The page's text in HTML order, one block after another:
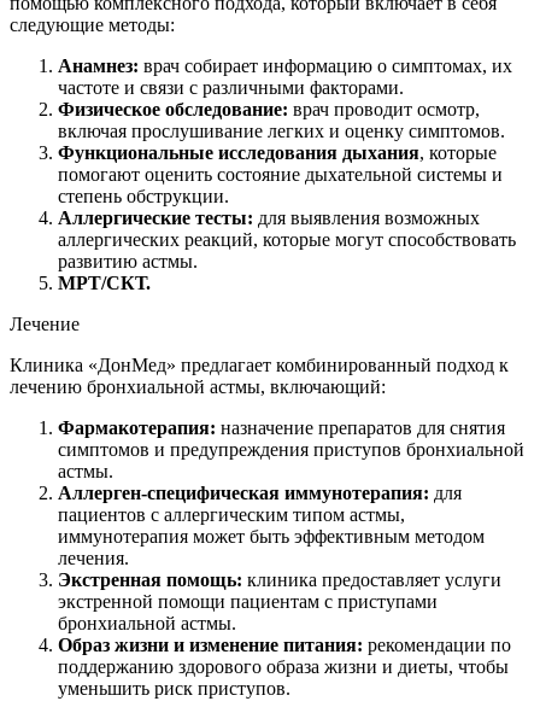
следующие методы:
Анамнез: врач собирает информацию о симптомах, их
частоте и связи с различными факторами.
Физическое обследование: врач проводит осмотр,
включая прослушивание легких и оценку симптомов.
Функциональные исследования дыхания, которые
помогают оценить состояние дыхательной системы и
степень обструкции.
Аллергические тесты: для выявления возможных
аллергических реакций, которые могут способствовать
развитию астмы.
МРТ/СКТ.
Лечение
Клиника «ДонМед» предлагает комбинированный подход к
лечению бронхиальной астмы, включающий:
Фармакотерапия: назначение препаратов для снятия
симптомов и предупреждения приступов бронхиальной
астмы.
Аллерген-специфическая иммунотерапия: для
пациентов с аллергическим типом астмы,
иммунотерапия может быть эффективным методом
лечения.
Экстренная помощь: клиника предоставляет услуги
экстренной помощи пациентам с приступами
бронхиальной астмы.
Образ жизни и изменение питания: рекомендации по
поддержанию здорового образа жизни и диеты, чтобы
уменьшить риск приступов.